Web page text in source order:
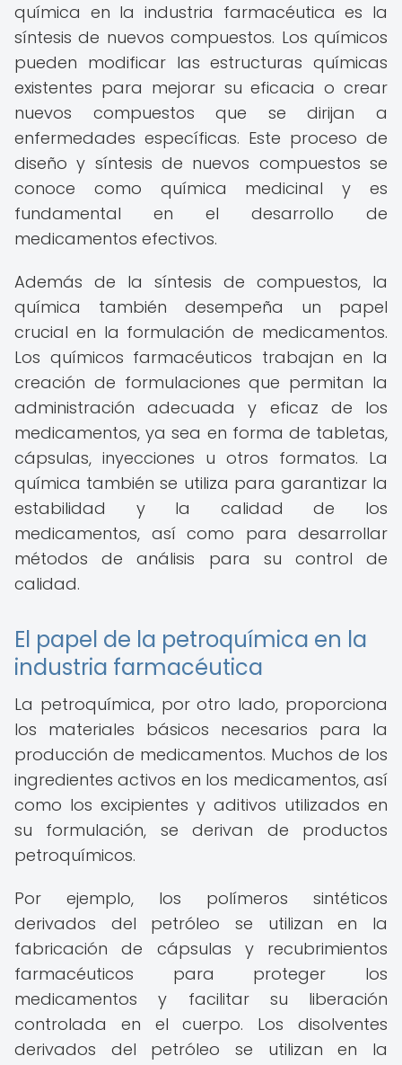
química en la industria farmacéutica es la
síntesis de nuevos compuestos. Los químicos
pueden modificar las estructuras químicas
existentes para mejorar su eficacia o crear
nuevos compuestos que se dirijan a
enfermedades específicas. Este proceso de
diseño y síntesis de nuevos compuestos se
conoce como química medicinal y es
fundamental en el desarrollo de
medicamentos efectivos.
Además de la síntesis de compuestos, la
química también desempeña un papel
crucial en la formulación de medicamentos.
Los químicos farmacéuticos trabajan en la
creación de formulaciones que permitan la
administración adecuada y eficaz de los
medicamentos, ya sea en forma de tabletas,
cápsulas, inyecciones u otros formatos. La
química también se utiliza para garantizar la
estabilidad y la calidad de los
medicamentos, así como para desarrollar
métodos de análisis para su control de
calidad.
El papel de la petroquímica en la
industria farmacéutica
La petroquímica, por otro lado, proporciona
los materiales básicos necesarios para la
producción de medicamentos. Muchos de los
ingredientes activos en los medicamentos, así
como los excipientes y aditivos utilizados en
su formulación, se derivan de productos
petroquímicos.
Por ejemplo, los polímeros sintéticos
derivados del petróleo se utilizan en la
fabricación de cápsulas y recubrimientos
farmacéuticos para proteger los
medicamentos y facilitar su liberación
controlada en el cuerpo. Los disolventes
derivados del petróleo se utilizan en la